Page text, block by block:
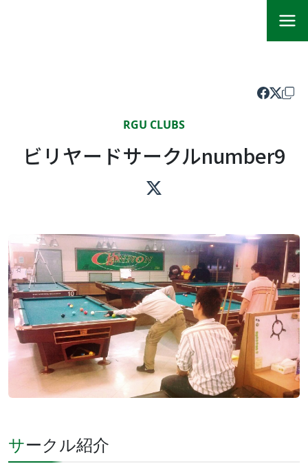
RGU CLUBS
ビリヤードサークルnumber9
サークル紹介